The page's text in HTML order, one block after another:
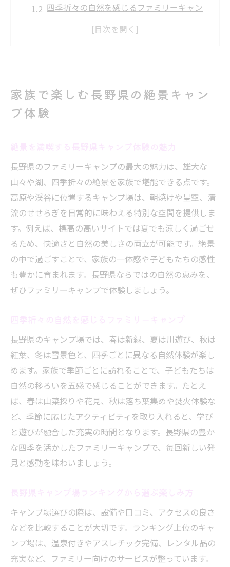
四季折々の自然を感じるファミリーキャン
プ
家族の思い出を彩る絶景キャンプおすすめ
ポイント
温泉とキャンプの贅沢な組み合わせを体験
家族でくつろげる温泉付き長野キャンプ場
長野 キャンプ場 温泉付きの選び方と魅力
自然の中で温泉を楽しむ休日キャンプのす
すめ
子どもと一緒に楽しめる温泉キャンプのポ
イント
キャンプ初心者も安心な温泉施設の活用法
さ
子どもが夢中になるアスレチック体験の魅
力
家族みんなが笑顔になるキャンプ場の選び
方
自然の中で遊べるアスレチック付きキャン
プ場
アスレチック充実のキャンプ場ランキング
ィ
穴場の長野県ファミリー向けキャンプを発見
長野 キャンプ場 穴場で静かな休日を満喫
家族で過ごす穴場キャンプ場の魅力とは
家族で楽しむ長野県の絶景キャン
プ体験
長野県のファミリーキャンプの最大の魅力は、雄大な
山々や湖、四季折々の絶景を家族で堪能できる点です。
高原や渓谷に位置するキャンプ場は、朝焼けや星空、清
流のせせらぎを日常的に味わえる特別な空間を提供しま
す。例えば、標高の高いサイトでは夏でも涼しく過ごせ
るため、快適さと自然の美しさの両立が可能です。絶景
の中で過ごすことで、家族の一体感や子どもたちの感性
も豊かに育まれます。長野県ならではの自然の恵みを、
ぜひファミリーキャンプで体験しましょう。
長野県のキャンプ場では、春は新緑、夏は川遊び、秋は
紅葉、冬は雪景色と、四季ごとに異なる自然体験が楽し
めます。家族で季節ごとに訪れることで、子どもたちは
自然の移ろいを五感で感じることができます。たとえ
ば、春は山菜採りや花見、秋は落ち葉集めや焚火体験な
ど、季節に応じたアクティビティを取り入れると、学び
と遊びが融合した充実の時間となります。長野県の豊か
な四季を活かしたファミリーキャンプで、毎回新しい発
見と感動を味わいましょう。
キャンプ場選びの際は、設備や口コミ、アクセスの良さ
などを比較することが大切です。ランキング上位のキャ
ンプ場は、温泉付きやアスレチック完備、レンタル品の
充実など、ファミリー向けのサービスが整っています。